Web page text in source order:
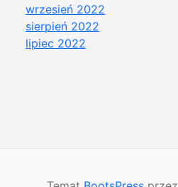
wrzesień 2022
sierpień 2022
lipiec 2022